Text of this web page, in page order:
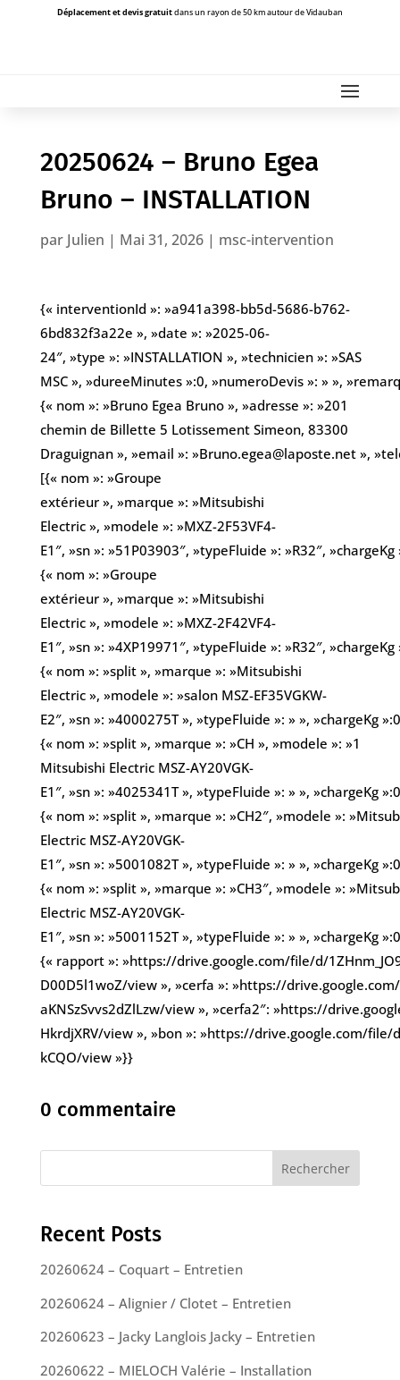
Déplacement et devis gratuitdans un rayon de 50 km autour de Vidauban
20250624 – Bruno Egea
Bruno – INSTALLATION
par Julien | Mai 31, 2026| msc-intervention
{« interventionId »: »a941a398-bb5d-5686-b762-
6bd832f3a22e », »date »: »2025-06-
24″, »type »: »INSTALLATION », »technicien »: »SAS
MSC », »dureeMinutes »:0, »numeroDevis »: » »,
{« nom »: »Bruno Egea Bruno », »adresse »: »201
chemin de Billette 5 Lotissement Simeon, 83300
Draguignan », »email »: »Bruno.egea@laposte.net »,
[{« nom »: »Groupe
extérieur », »marque »: »Mitsubishi
Electric », »modele »: »MXZ-2F53VF4-
E1″, »sn »: »51P03903″, »typeFluide »: »R32″, »chargeKg
{« nom »: »Groupe
extérieur », »marque »: »Mitsubishi
Electric », »modele »: »MXZ-2F42VF4-
E1″, »sn »: »4XP19971″, »typeFluide »: »R32″, »chargeKg
{« nom »: »split », »marque »: »Mitsubishi
Electric », »modele »: »salon MSZ-EF35VGKW-
E2″, »sn »: »4000275T », »typeFluide »: » », »chargeKg
{« nom »: »split », »marque »: »CH », »modele »: »1
Mitsubishi Electric MSZ-AY20VGK-
E1″, »sn »: »4025341T », »typeFluide »: » », »chargeKg
{« nom »: »split », »marque »: »CH2″, »modele »:
Electric MSZ-AY20VGK-
E1″, »sn »: »5001082T », »typeFluide »: » », »chargeKg
{« nom »: »split », »marque »: »CH3″, »modele »:
Electric MSZ-AY20VGK-
E1″, »sn »: »5001152T », »typeFluide »: » », »chargeKg
{« rapport »: »https://drive.google.com/file/d/
D00D5l1woZ/view », »cerfa »: »https://
aKNSzSvvs2dZlLzw/view », »cerfa2″: »https://
HkrdjXRV/view », »bon »: »https://drive.google.com/file/
kCQO/view »}}
0 commentaire
Rechercher
Recent Posts
20260624 – Coquart – Entretien
20260624 – Alignier / Clotet – Entretien
20260623 – Jacky Langlois Jacky – Entretien
20260622 – MIELOCH Valérie – Installation